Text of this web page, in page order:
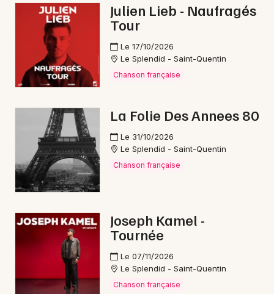
Reggae dans les Hauts-de-France
Artistes en tournée
Actus à Tergnier
Magazine à Tergnier
Julien Lieb - Naufragés
Tour
Le 17/10/2026
Le Splendid - Saint-Quentin
Chanson française
La Folie Des Annees 80
Le 31/10/2026
Le Splendid - Saint-Quentin
Chanson française
Joseph Kamel -
Tournée
Le 07/11/2026
Le Splendid - Saint-Quentin
Chanson française